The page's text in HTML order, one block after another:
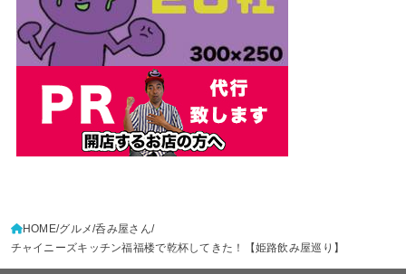
HOME グルメ 呑み屋さん
チャイニーズキッチン福福楼で乾杯してきた！【姫路飲み屋巡り】